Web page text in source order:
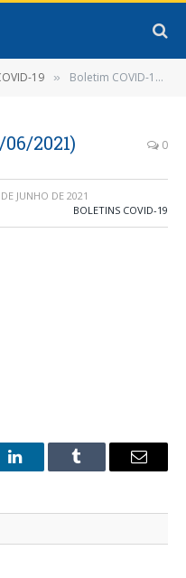
19 » Boletim COVID-19 (03/06/2021)
2021) 0
JUNHO DE 2021
BOLETINS COVID-19
LinkedInTumblr
E-